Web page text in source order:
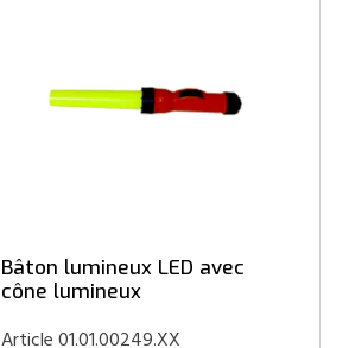
Bâton lumineux LED avec
cône lumineux
Article 01.01.00249.XX